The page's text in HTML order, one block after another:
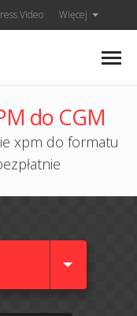
Video Więcej
do CGM
xpm do formatu